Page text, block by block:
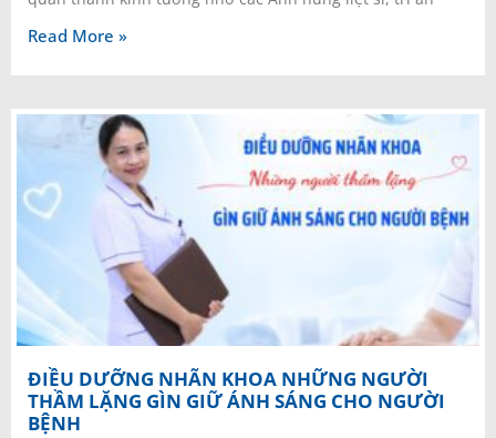
Read More »
ĐIỀU DƯỠNG NHÃN KHOA NHỮNG NGƯỜI
THẦM LẶNG GÌN GIỮ ÁNH SÁNG CHO NGƯỜI
BỆNH